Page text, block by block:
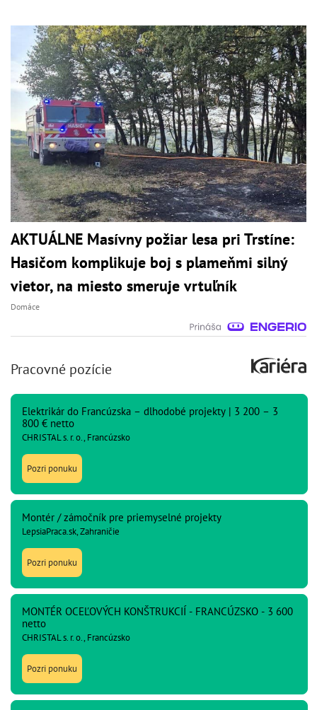
AKTUÁLNE Masívny požiar lesa pri Trstíne:
Hasičom komplikuje boj s plameňmi silný
vietor, na miesto smeruje vrtuľník
Domáce
Pracovné pozície
Elektrikár do Francúzska – dlhodobé projekty | 3 200 – 3
800 € netto
CHRISTAL s. r. o., Francúzsko
Pozri ponuku
Montér / zámočník pre priemyselné projekty
LepsiaPraca.sk, Zahraničie
Pozri ponuku
MONTÉR OCEĽOVÝCH KONŠTRUKCIÍ - FRANCÚZSKO - 3 600
netto
CHRISTAL s. r. o., Francúzsko
Pozri ponuku